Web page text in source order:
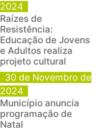
2024
Raízes de
Resistência:
Educação de Jovens
e Adultos realiza
projeto cultural
30 de Novembro de
2024
Município anuncia
programação de
Natal